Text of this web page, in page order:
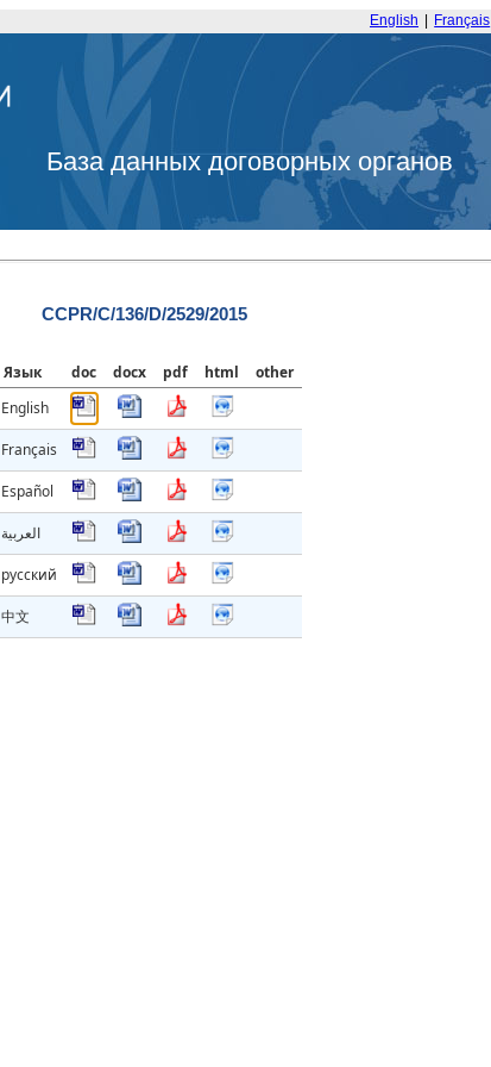
English Français
База данных договорных органов
CCPR/C/136/D/2529/2015
Язык doc docx pdf html
other
English
Français
Español
العربية
русский
中文